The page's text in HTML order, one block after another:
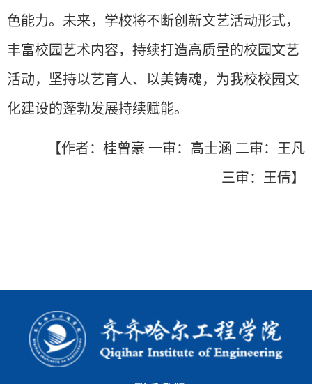
色能力。未来， 学校将不断创新文艺活动形式，
丰富校园艺术内容，持续打造高质量的校园文艺
活动，坚持以艺育人、以美铸魂，为我校校园文
化建设的蓬勃发展持续赋能。
【作者：桂曾豪 一审：高士涵 二审：王凡
三审：王倩】